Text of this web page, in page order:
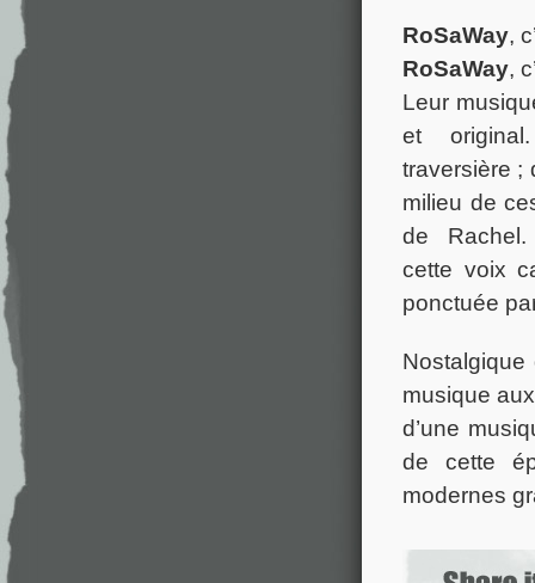
RoSaWay,
RoSaWay,
Leur
et
traversière ;
milieu de
de
cette voix
ponctuée
musique
d’une
de cette
modernes